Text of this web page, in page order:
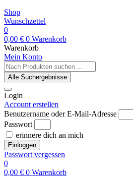
Shop
Wunschzettel
0
0,00 € 0 Warenkorb
Warenkorb
Mein Konto
Search
...Alle Suchergebnisse
Login
Account erstellen
Benutzername oder E-Mail-Adresse
Passwort
erinnere dich an mich
Einloggen
Passwort vergessen
0
0,00 € 0 Warenkorb